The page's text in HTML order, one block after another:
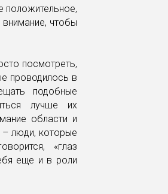
положительное,
чтобы
посмотреть,
проводилось в
подобные
лучше их
области и
люди, которые
«глаз
еще и в роли